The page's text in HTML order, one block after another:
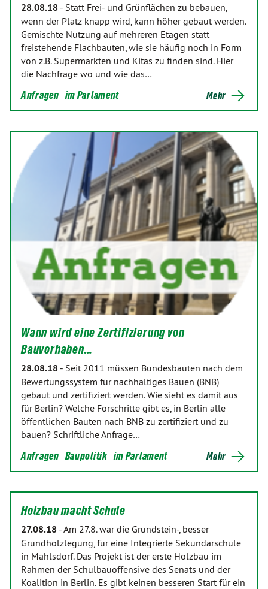
28.08.18 - Statt Frei- und Grünflächen zu bebauen,
wenn der Platz knapp wird, kann höher gebaut werden.
Gemischte Nutzung auf mehreren Etagen statt
freistehende Flachbauten, wie sie häufig noch in Form
von z.B. Supermärkten und Kitas zu finden sind. Hier
die Nachfrage wo und wie das…
Anfragen im Parlament Mehr
Wann wird eine Zertifizierung von
Bauvorhaben…
28.08.18 - Seit 2011 müssen Bundesbauten nach dem
Bewertungssystem für nachhaltiges Bauen (BNB)
gebaut und zertifiziert werden. Wie sieht es damit aus
für Berlin? Welche Forschritte gibt es, in Berlin alle
öffentlichen Bauten nach BNB zu zertifiziert und zu
bauen? Schriftliche Anfrage…
Anfragen Baupolitik im Parlament Mehr
Holzbau macht Schule
27.08.18 -Am 27.8. war die Grundstein-, besser
Grundholzlegung, für eine Integrierte Sekundarschule
in Mahlsdorf. Das Projekt ist der erste Holzbau im
Rahmen der Schulbauoffensive des Senats und der
Koalition in Berlin. Es gibt keinen besseren Start für ein